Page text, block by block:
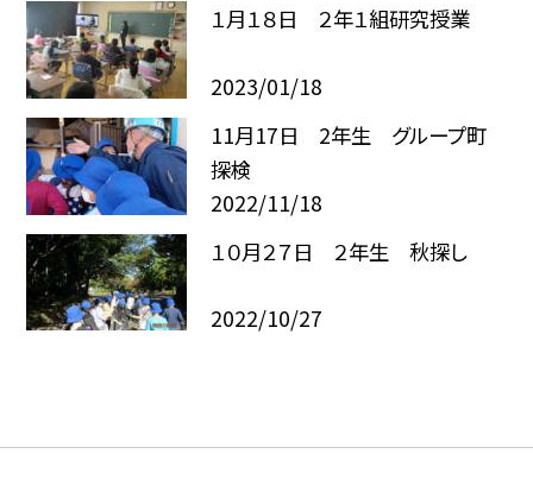
１月１８日 ２年１組研究授業
2023/01/18
11月17日 2年生 グループ町
探検
2022/11/18
１０月２７日 ２年生 秋探し
2022/10/27